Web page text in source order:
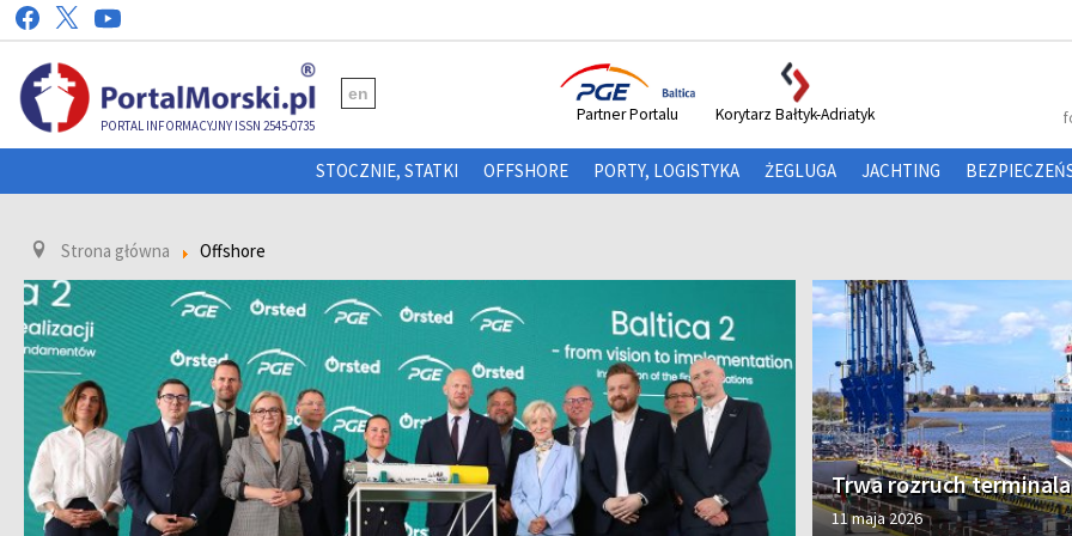
PORTAL INFORMACYJNY ISSN 2545-0735
en
Partner Portalu Korytarz Bałtyk-Adriatyk
STOCZNIE, STATKI OFFSHORE PORTY, LOGISTYKA ŻEGLUGA JACHTING
Strona główna Offshore
Trwa rozruch
11 maja 2026